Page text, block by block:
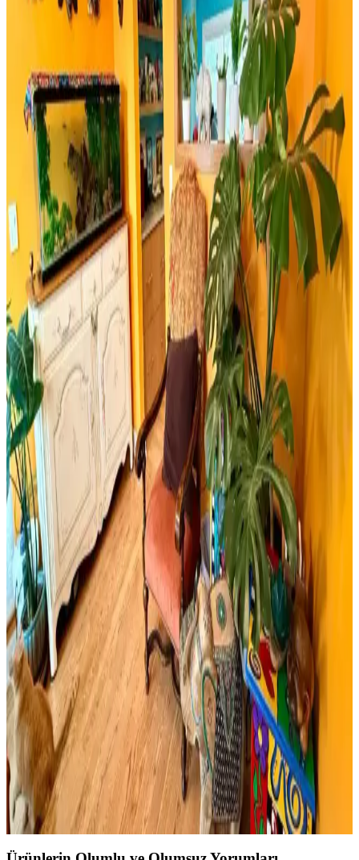
Evesen ve Linadora bambu stor perdelerinin tasarım, dayanıklılık ve
kullanım kolaylığı açısından detaylı karşılaştırması. En uygun
seçeneği belirlemenize yardımcı olur.
Bosch TSM6A011W ve Musullu Kahve Baharat
Öğütücü Karşılaştırması
Bosch TSM6A011W ve Musullu kahve ve baharat öğütücüsü
arasındaki farklar, özellikler ve kullanıcı yorumlarıyla en uygun
seçimi yapmanıza yardımcı olur.
Retro Ahşap Poster Karşılaştırması: Dışarıdan Stres
Getirmek Yasaktır ve Edebiyat Sokağı Setleri
İki farklı retro ahşap poster ürününü karşılaştırıyoruz. Dışarıdan stres
getirmek yasaktır yazılı poster ve edebiyat temalı setler, kalite ve
kullanım açısından detaylı analizlerle ev dekorasyonunuza yeni bir
soluk getiriyor.
Milwaukee Alüminyum Şerit Metre 8mt 25mm
Dayanıklı ve Hassas Profesyonel Ölçüm Aracı
Milwaukee Alüminyum Şerit Metre 8 metre uzunluğu ve 25mm
genişliğiyle, dayanıklı yapısı ve yüksek hassasiyetiyle inşaat ve yapı
sektöründe güvenilir ölçüm sağlar.
Yıpranmış Banyolarda Renk Uyumu ve Mekan
Kullanımı İçin Doğru Boya Seçimi
Yıpranmış banyolarda slate zemin ve vintage detaylarla uyumlu
boya seçimi, sakin tonlar ve vurgu renkleriyle mekanın estetik ve
fonksiyonel dengesini sağlar.
Cadence Mermer Efekti Gümüş: Dekorasyonda Yeni
Trend ve Bilgi Eksikliği
Cadence mermer efekti gümüş ifadesi dekorasyonda yeni bir trend
olarak öne çıkıyor ancak mevcut arama sonuçlarında somut bilgi
bulunmuyor. Mermer ve gümüş tonları dekorasyonda şıklık sağlar.
Viscotex Hard Serenity ve Lif Kılıflı Hava Kanallı
Visco Yastık Karşılaştırması
İki visco yastık modeli, boyut, sertlik ve kullanıcı geri bildirimleriyle
detaylı karşılaştırıldı. Hard Serenity yüksek sertlik ve boyun desteği
sağlarken, Lif Kılıflı yumuşaklık ve konfor sunuyor.
Boho Maksimalist Oturma Odası Tasarımında
Bitkiler ve Renklerin Rolü
Boho maksimalist oturma odasında turuncu duvarlar, kültürel
maskeler, canlı bitkiler ve doğru halı seçimiyle sıcak, dengeli ve
estetik bir yaşam alanı oluşturuluyor.